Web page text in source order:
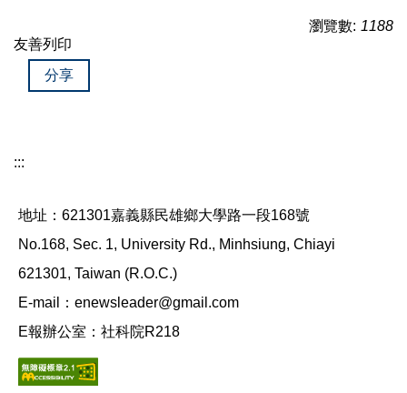
瀏覽數: 1188
友善列印
分享
:::
地址：621301嘉義縣民雄鄉大學路一段168號
No.168, Sec. 1, University Rd., Minhsiung, Chiayi
621301, Taiwan (R.O.C.)
E-mail：enewsleader@gmail.com
E報辦公室：社科院R218